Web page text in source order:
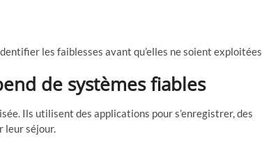
les faiblesses avant qu’elles ne soient
de systèmes fiables
Ils utilisent des applications pour s’enregistrer, des
leur séjour.